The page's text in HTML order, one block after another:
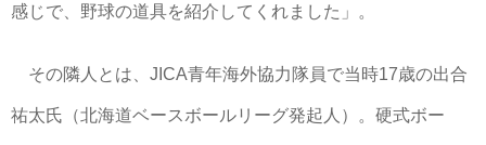
感じで、野球の道具を紹介してくれました」。
その隣人とは、JICA青年海外協力隊員で当時17歳の出合
祐太氏（北海道ベースボールリーグ発起人）。硬式ボー